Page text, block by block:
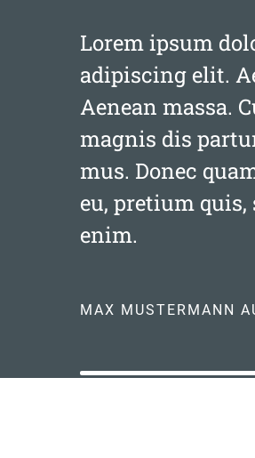
Lorem ipsum
adipiscing elit.
Aenean massa.
magnis dis
mus. Donec
eu, pretium quis,
enim.
MAX MUSTERMANN